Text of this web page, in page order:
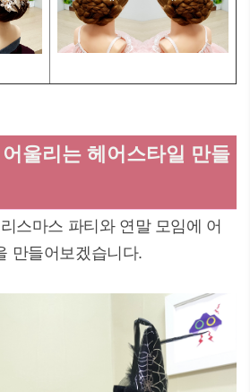
울리는 헤어스타일 만들
스마스 파티와 연말 모임에 어
만들어보겠습니다.